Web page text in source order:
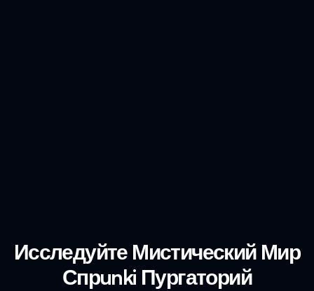
Исследуйте Мистический Мир
Спрunki Пургаторий